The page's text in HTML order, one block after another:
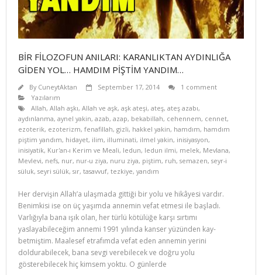
BİR FİLOZOFUN ANILARI: KARANLIKTAN AYDINLIĞA
GİDEN YOL… HAMDIM PİŞTİM YANDIM…
By CuneytAktan September 17, 2014
1 comment
Yazılarım
Allah, Allah aşkı, Allah ve aşk, aşk ateşi, ateş, ateş azabı,
aydınlanma, aynel yakin, azab, azap, bekabillah, cehennem, cennet,
ezoterik, ezoterizm, fenafillah, gizli, hakkel yakin, hamdım, hamdım
piştim yandım, hidayet, ilim, illuminati, ilmel yakin, inisiyasyon,
inisiyatik, Kur'an-ı Kerim ve Meali, ledun, ledun ilmi, melek, Mevlana,
Mevlevi, nefs, nur, nur-u ziya, nuru ziya, piştim, ruh, semazen, seyr-i
süluk, seyri sülük, sır, tasavvuf, tezkiye, yandım
Her dervişin Allah’a ulaşmada gittiği bir yolu ve hikâyesi vardır.
Benimkisi ise on üç yaşımda annemin vefat etmesi ile başladı.
Varlığıyla bana ışık olan, her türlü kötülüğe karşı sırtımı
yaslayabileceğim annemi 1991 yılında kanser yüzünden kay­
betmiştim. Maalesef etrafımda vefat eden annemin yerini
doldurabilecek, bana sevgi verebilecek ve doğru yolu
gösterebilecek hiç kimsem yoktu. O günlerde